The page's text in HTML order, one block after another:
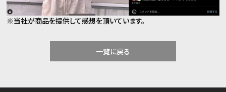
※当社が商品を提供して感想を頂いています。
一覧に戻る